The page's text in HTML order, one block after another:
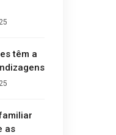
têm a
as